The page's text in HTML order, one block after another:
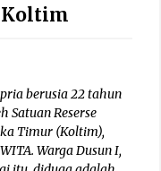
Koltim
pria berusia 22 tahun
Satuan Reserse
Timur (Koltim),
Warga Dusun I,